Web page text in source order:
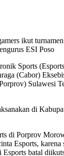
ikut
ESI Poso
Sports
(Cabor)
Sulawesi
di
di Porprov
Esports,
batal